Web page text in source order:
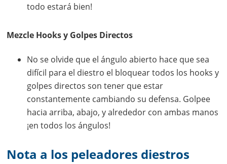
todo estará bien!
Mezcle Hooks y Golpes Directos
No se olvide que el ángulo abierto hace que sea
difícil para el diestro el bloquear todos los hooks y
golpes directos son tener que estar
constantemente cambiando su defensa. Golpee
hacia arriba, abajo, y alrededor con ambas manos
¡en todos los ángulos!
Nota a los peleadores diestros